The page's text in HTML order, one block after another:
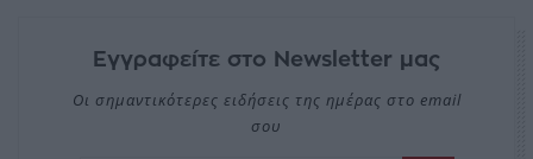
Εγγραφείτε στο Newsletter μας
Οι σημαντικότερες ειδήσεις της ημέρας στο email
σου